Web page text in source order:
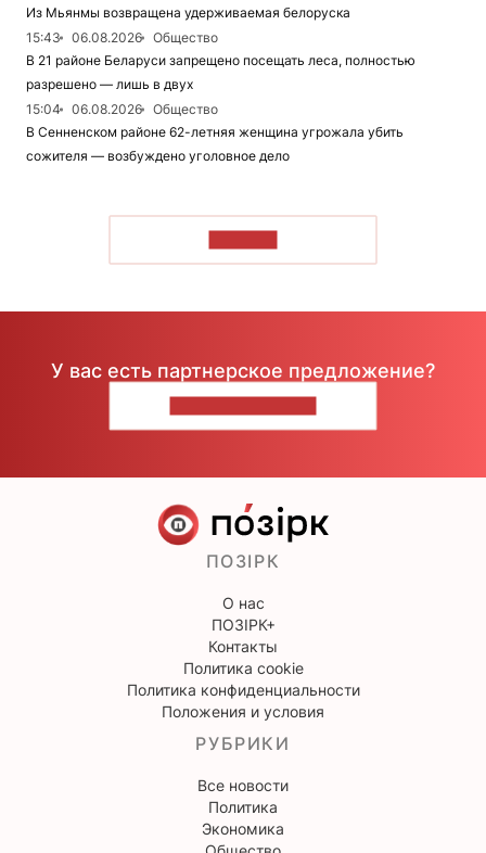
Из Мьянмы возвращена удерживаемая белоруска
15:43
06.08.2026
Общество
В 21 районе Беларуси запрещено посещать леса, полностью
разрешено — лишь в двух
15:04
06.08.2026
Общество
В Сенненском районе 62-летняя женщина угрожала убить
сожителя — возбуждено уголовное дело
У вас есть партнерское предложение?
ПОЗІРК
О нас
ПОЗІРК+
Контакты
Политика cookie
Политика конфиденциальности
Положения и условия
РУБРИКИ
Все новости
Политика
Экономика